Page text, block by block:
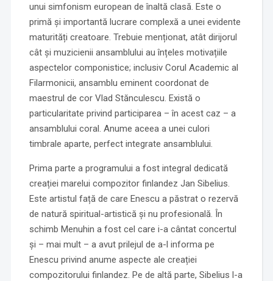
unui simfonism european de înaltă clasă. Este o
primă și importantă lucrare complexă a unei evidente
maturități creatoare. Trebuie menționat, atât dirijorul
cât și muzicienii ansamblului au înțeles motivațiile
aspectelor componistice; inclusiv Corul Academic al
Filarmonicii, ansamblu eminent coordonat de
maestrul de cor Vlad Stănculescu. Există o
particularitate privind participarea – în acest caz – a
ansamblului coral. Anume aceea a unei culori
timbrale aparte, perfect integrate ansamblului.
Prima parte a programului a fost integral dedicată
creației marelui compozitor finlandez Jan Sibelius.
Este artistul față de care Enescu a păstrat o rezervă
de natură spiritual-artistică și nu profesională. În
schimb Menuhin a fost cel care i-a cântat concertul
și – mai mult – a avut prilejul de a-l informa pe
Enescu privind anume aspecte ale creației
compozitorului finlandez. Pe de altă parte, Sibelius l-a